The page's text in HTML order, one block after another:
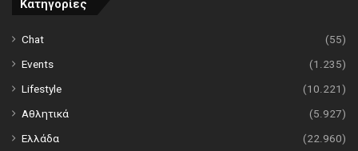
Κατηγορίες
Chat
(55)
Events
(1.235)
Lifestyle
(10.221)
Αθλητικά
(5.927)
Ελλάδα
(22.960)